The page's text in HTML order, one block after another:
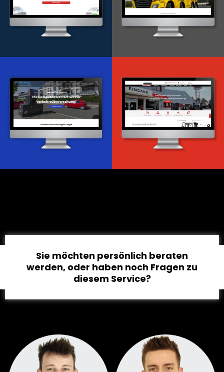
WordPress Entwicklung
Webdesign & -entwicklung
Sie möchten persönlich beraten
werden, oder haben noch Fragen zu
diesem Service?